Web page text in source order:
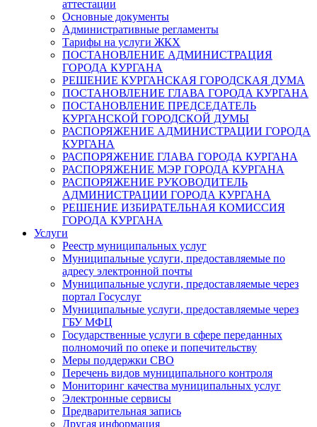
аттестации
Основные документы
Административные регламенты
Тарифы на услуги ЖКХ
ПОСТАНОВЛЕНИЕ АДМИНИСТРАЦИЯ
ГОРОДА КУРГАНА
РЕШЕНИЕ КУРГАНСКАЯ ГОРОДСКАЯ ДУМА
ПОСТАНОВЛЕНИЕ ГЛАВА ГОРОДА КУРГАНА
ПОСТАНОВЛЕНИЕ ПРЕДСЕДАТЕЛЬ
КУРГАНСКОЙ ГОРОДСКОЙ ДУМЫ
РАСПОРЯЖЕНИЕ АДМИНИСТРАЦИИ ГОРОДА
КУРГАНА
РАСПОРЯЖЕНИЕ ГЛАВА ГОРОДА КУРГАНА
РАСПОРЯЖЕНИЕ МЭР ГОРОДА КУРГАНА
РАСПОРЯЖЕНИЕ РУКОВОДИТЕЛЬ
АДМИНИСТРАЦИИ ГОРОДА КУРГАНА
РЕШЕНИЕ ИЗБИРАТЕЛЬНАЯ КОМИССИЯ
ГОРОДА КУРГАНА
Услуги
Реестр муниципальных услуг
Муниципальные услуги, предоставляемые по
адресу электронной почты
Муниципальные услуги, предоставляемые через
портал Госуслуг
Муниципальные услуги, предоставляемые через
ГБУ МФЦ
Государственные услуги в сфере переданных
полномочий по опеке и попечительству
Меры поддержки СВО
Перечень видов муниципального контроля
Мониторинг качества муниципальных услуг
Электронные сервисы
Предварительная запись
Другая информация